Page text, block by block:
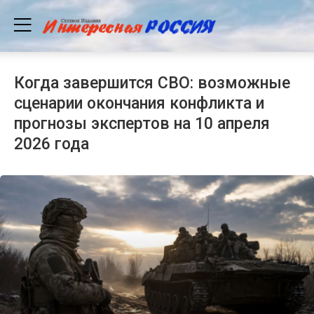
Когда завершится СВО: возможные
сценарии окончания конфликта и
прогнозы экспертов на 10 апреля
2026 года